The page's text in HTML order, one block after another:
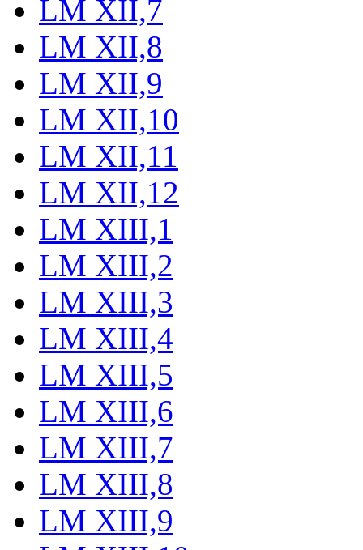
LM XII,7
LM XII,8
LM XII,9
LM XII,10
LM XII,11
LM XII,12
LM XIII,1
LM XIII,2
LM XIII,3
LM XIII,4
LM XIII,5
LM XIII,6
LM XIII,7
LM XIII,8
LM XIII,9